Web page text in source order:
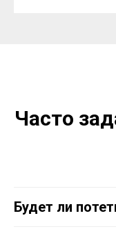
Часто
Будет ли